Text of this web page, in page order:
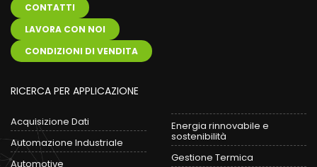
CONTATTI
LAVORA CON NOI
CONDIZIONI DI VENDITA
RICERCA PER APPLICAZIONE
Acquisizione Dati
Automazione Industriale
Automotive
Energia rinnovabile e
sostenibilità
Gestione Termica